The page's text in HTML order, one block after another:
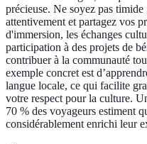
précieuse. Ne soyez pas
attentivement et partagez vos
d'immersion, les échanges
participation à des projets de
contribuer à la communauté
exemple concret est
langue locale, ce qui facilite
votre respect pour la culture.
70 % des voyageurs estiment
considérablement enrichi leur